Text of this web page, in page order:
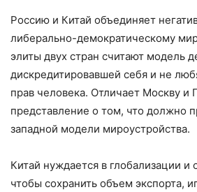
Россию и Китай объединяет
либерально-демократическому
элиты двух стран считают модель
дискредитировавшей себя и не
прав человека. Отличает Москву и
представление о том, что должно
западной модели мироустройства.
Китай нуждается в глобализации и
чтобы сохранить объем экспорта,